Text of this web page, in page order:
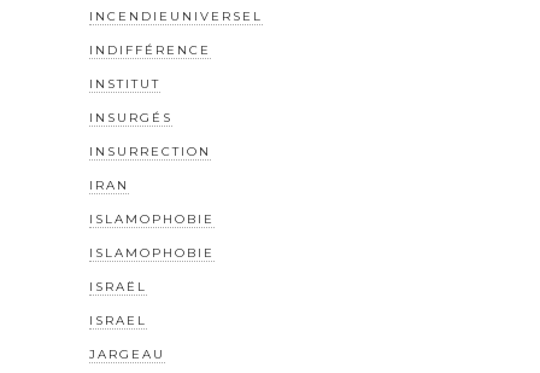
INCENDIEUNIVERSEL
INDIFFÉRENCE
INSTITUT
INSURGÉS
INSURRECTION
IRAN
ISLAMOPHOBIE
ISLAMOPHOBIE
ISRAËL
ISRAEL
JARGEAU